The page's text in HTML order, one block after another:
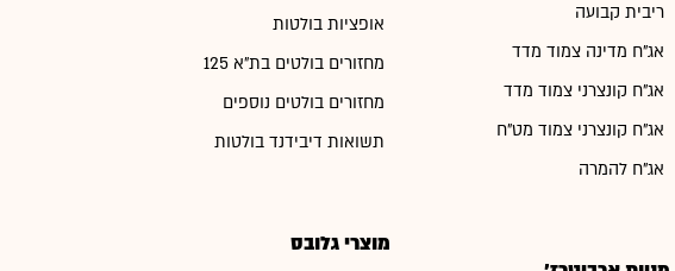
ריבית קבועה
אג"ח מדינה צמוד מדד
אג"ח קונצרני צמוד מדד
אג"ח קונצרני צמוד מט"ח
אג"ח להמרה
אופציות בולטות
מחזורים בולטים בת"א 125
מחזורים בולטים נוספים
תשואות דיבידנד בולטות
מוצרי גלובס